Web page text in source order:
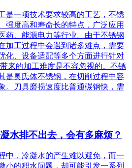
是一项技术要求较高的工艺，不锈
强度高和寿命长的特点，广泛应用
药、能源电力等行业。由于不锈钢
加工过程中会遇到诸多难点，需要
化、设备适配等多个方面进行针对
来的加工难度是不容忽视的。不锈
是奥氏体不锈钢，在切削过程中容
。刀具磨损速度比普通碳钢快，需
水排不出去，会有多麻烦？
中，冷凝水的产生难以避免，而一
小的积水问题，却可能引发一系列